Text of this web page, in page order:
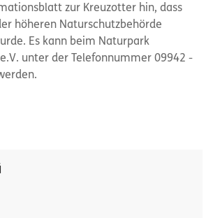
zur Kreuzotter hin, dass
höheren Naturschutzbehörde
Es kann beim Naturpark
unter der Telefonnummer 09942 -